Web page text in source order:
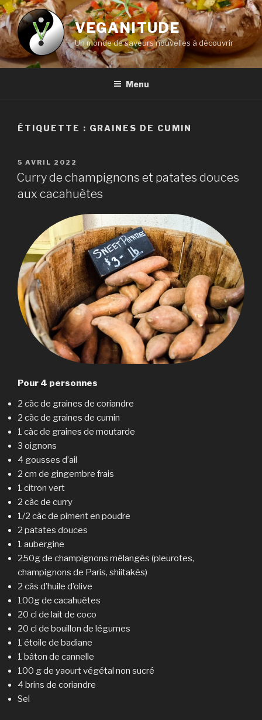
Aller
au
contenu
principal
VEGANITUDE
Un monde de saveurs nouvelles à découvrir
Menu
ÉTIQUETTE : GRAINES DE CUMIN
PUBLIÉ
LE
5 AVRIL 2022
Curry de champignons et patates douces
aux cacahuètes
Pour 4 personnes
2 càc de graines de coriandre
2 càc de graines de cumin
1 càc de graines de moutarde
3 oignons
4 gousses d’ail
2 cm de gingembre frais
1 citron vert
2 càc de curry
1/2 càc de piment en poudre
2 patates douces
1 aubergine
250g de champignons mélangés (pleurotes,
champignons de Paris, shiitakés)
2 càs d’huile d’olive
100g de cacahuètes
20 cl de lait de coco
20 cl de bouillon de légumes
1 étoile de badiane
1 bâton de cannelle
100 g de yaourt végétal non sucré
4 brins de coriandre
Sel